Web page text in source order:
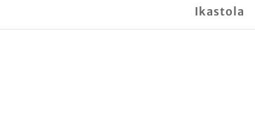
Ikastola